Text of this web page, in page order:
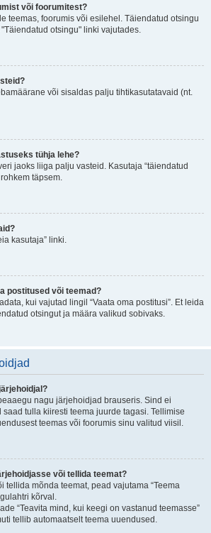
või foorumitest?
teemas, foorumis või esilehel. Täiendatud otsingu
otsingu" linki vajutades.
või sisaldas palju tihtikasutatavaid (nt.
tühja lehe?
jaoks liiga palju vasteid. Kasutaja “täiendatud
täpsem.
kasutaja” linki.
postitused või teemad?
kui vajutad lingil “Vaata oma postitusi”. Et leida
otsingut ja määra valikud sobivaks.
nagu järjehoidjad brauseris. Sind ei
tulla kiiresti teema juurde tagasi. Tellimise
teemas või foorumis sinu valitud viisil.
või tellida teemat?
tellida mõnda teemat, pead vajutama “Teema
kõrval.
“Teavita mind, kui keegi on vastanud teemasse”
tellib automaatselt teema uuendused.